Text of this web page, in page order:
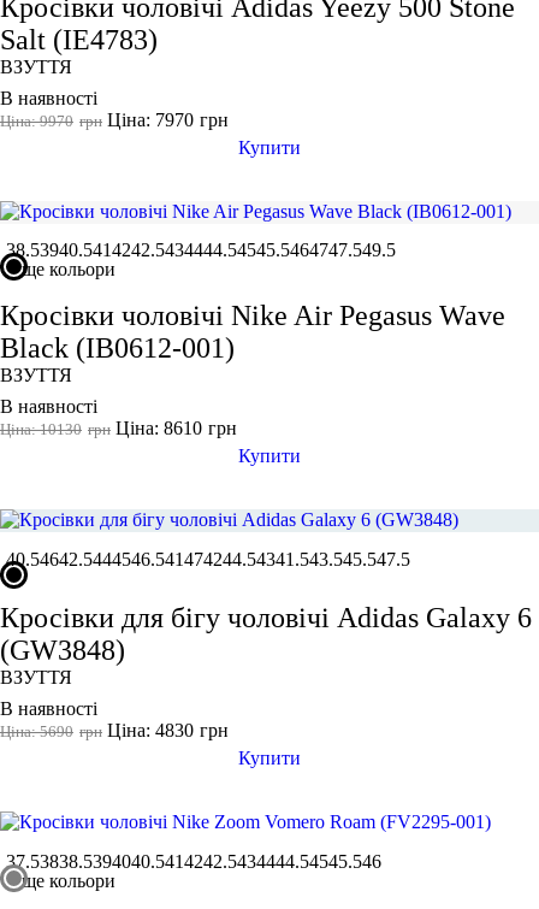
Кросівки чоловічі Adidas Yeezy 500 Stone
Salt (IE4783)
ВЗУТТЯ
В наявності
грн
Ціна: 9970 грн
Ціна: 7970
Купити
38.53940.5414242.5434444.54545.5464747.549.5
ще кольори
Кросівки чоловічі Nike Air Pegasus Wave
Black (IB0612-001)
ВЗУТТЯ
В наявності
грн
Ціна: 10130 грн
Ціна: 8610
Купити
40.54642.5444546.541474244.54341.543.545.547.5
Кросівки для бігу чоловічі Adidas Galaxy 6
(GW3848)
ВЗУТТЯ
В наявності
грн
Ціна: 5690 грн
Ціна: 4830
Купити
37.53838.5394040.5414242.5434444.54545.546
ще кольори